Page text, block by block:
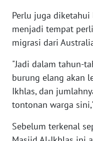
Perlu juga
menjadi tempat
migrasi dari
"Jadi dalam tahun-
burung elang akan
Ikhlas, dan
tontonan warga
Sebelum terkenal
WN
SULBAR
WN
BABEL
WN
SUMBAR
WN
SUMSEL